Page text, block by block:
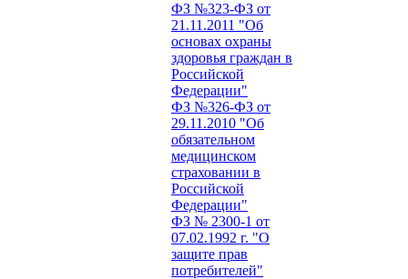
ФЗ №323-ФЗ от
21.11.2011 "Об
основах охраны
здоровья граждан в
Российской
Федерации"
ФЗ №326-ФЗ от
29.11.2010 "Об
обязательном
медицинском
страховании в
Российской
Федерации"
ФЗ № 2300-1 от
07.02.1992 г. "О
защите прав
потребителей"